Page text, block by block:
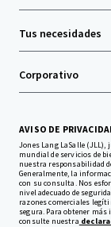
Tus necesidades
Corporativo
AVISO DE
Jones Lang LaSalle
mundial de servicios de
nuestra responsabilidad
Generalmente, la
con su consulta. Nos
nivel adecuado de
razones comerciales
segura. Para obtener
consulte nuestra